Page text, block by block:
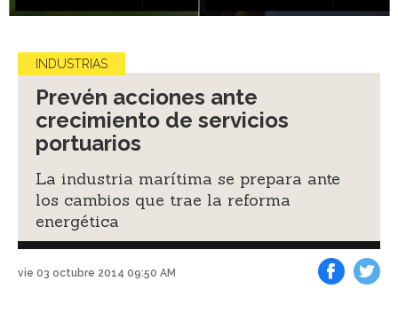
INDUSTRIAS
Prevén acciones ante
crecimiento de servicios
portuarios
La industria marítima se prepara ante
los cambios que trae la reforma
energética
vie 03 octubre 2014 09:50 AM